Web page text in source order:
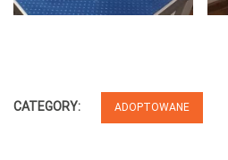
CATEGORY: ADOPTOWANE